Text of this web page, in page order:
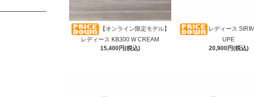
【オンライン限定モデル】
レディース KB300 W CREAM
15,400円(税込)
レディース
UPE
20,900円(税込)